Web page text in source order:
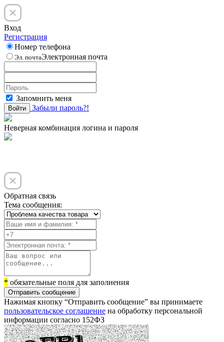
Вход
Регистрация
Номер телефона
Эл. почтаЭлектронная почта
Запомнить меня
Войти Забыли пароль?!
Неверная комбинация логина и пароля
Обратная связь
Тема сообщения:
* обязательные поля для заполнения
Отправить сообщение
Нажимая кнопку “Отправить сообщение” вы принимаете
пользовательское соглашение на обработку персональной
информации согласно 152ФЗ